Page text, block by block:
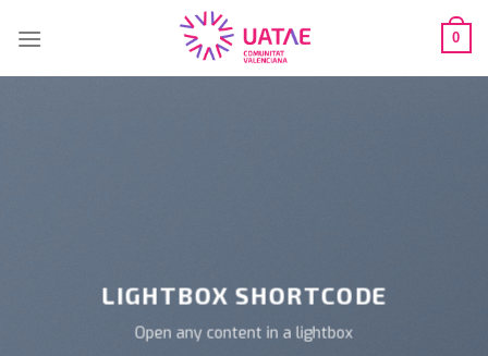
0
LIGHTBOX SHORTCODE
Open any content in a lightbox